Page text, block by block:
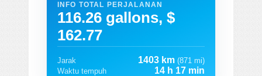
INFO TOTAL PERJALANAN
116.26 gallons, $
162.77
Jarak 1403 km (871 mi)
Waktu tempuh
14 h 17 min